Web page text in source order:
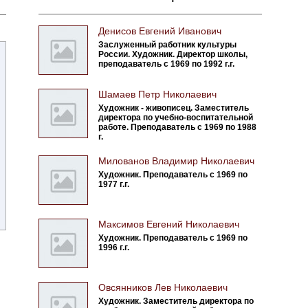
Денисов Евгений Иванович
Заслуженный работник культуры
России. Художник. Директор школы,
преподаватель с 1969 по 1992 г.г.
Шамаев Петр Николаевич
Художник - живописец. Заместитель
директора по учебно-воспитательной
работе. Преподаватель с 1969 по 1988
г.
Милованов Владимир Николаевич
Художник. Преподаватель с 1969 по
1977 г.г.
Максимов Евгений Николаевич
Художник. Преподаватель с 1969 по
1996 г.г.
Овсянников Лев Николаевич
Художник. Заместитель директора по